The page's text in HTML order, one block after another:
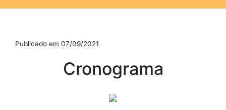
Publicado em 07/09/2021
Cronograma